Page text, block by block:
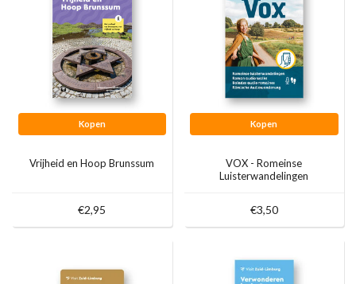
Kopen
Vrijheid en Hoop Brunssum
€2,95
Kopen
VOX - Romeinse
Luisterwandelingen
€3,50